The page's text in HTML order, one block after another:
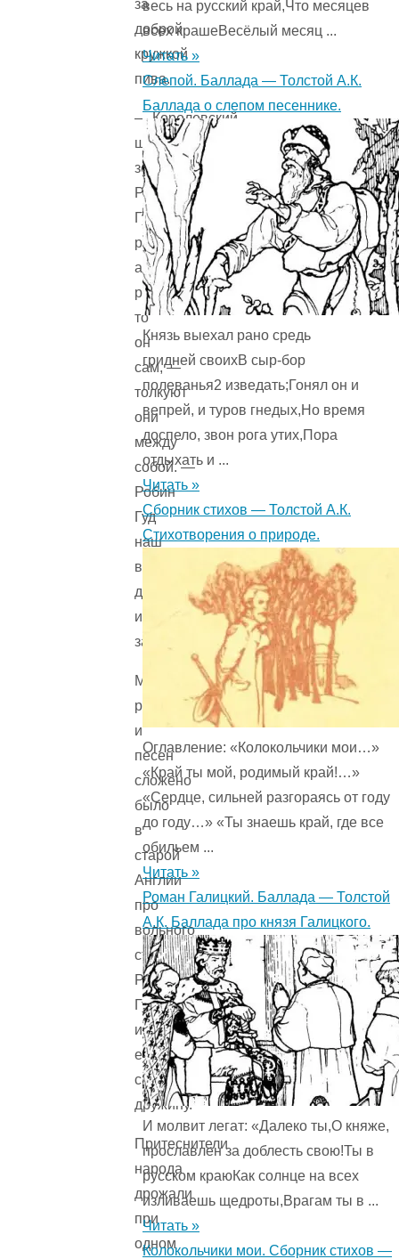
за
доброй
кружкой
пива.
— Королевский
шериф
зовёт
Робин
Гуда
разбойником,
а
разбойник-
то
он
сам, —
толкуют
они
между
собой. —
Робин
Гуд
наш
верный
друг
и
защитник.
Много
рассказов
и
песен
сложено
было
в
старой
Англии
про
вольного
стрелка
Робин
Гуда
и
его
смелую
дружину.
Притеснители
народа
дрожали
при
одном
весь на русский край,Что месяцев
всех крашеВесёлый месяц ...
Читать »
Слепой. Баллада — Толстой А.К.
Баллада о слепом песеннике.
Князь выехал рано средь
гридней своихВ сыр-бор
полеванья2 изведать;Гонял он и
вепрей, и туров гнедых,Но время
доспело, звон рога утих,Пора
отдыхать и ...
Читать »
Сборник стихов — Толстой А.К.
Стихотворения о природе.
Оглавление: «Колокольчики мои…»
«Край ты мой, родимый край!…»
«Сердце, сильней разгораясь от году
до году…» «Ты знаешь край, где все
обильем ...
Читать »
Роман Галицкий. Баллада — Толстой
А.К. Баллада про князя Галицкого.
И молвит легат: «Далеко ты,О княже,
прославлен за доблесть свою!Ты в
русском краюКак солнце на всех
изливаешь щедроты,Врагам ты в ...
Читать »
Колокольчики мои. Сборник стихов —